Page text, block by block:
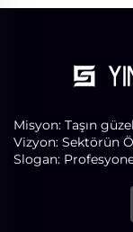
Misyon: Taşın
Vizyon: Sektörün
Slogan: